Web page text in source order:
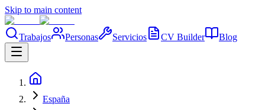
Skip to main content
Trabajos Personas Servicios CV Builder Blog
España